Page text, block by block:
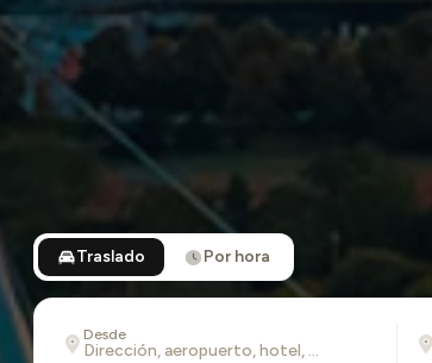
Traslado Por hora
Desde